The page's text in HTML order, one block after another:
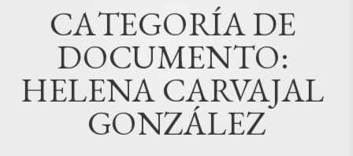
CATEGORÍADE
DOCUMENTO:
HELENA CARVAJAL
GONZÁLEZ